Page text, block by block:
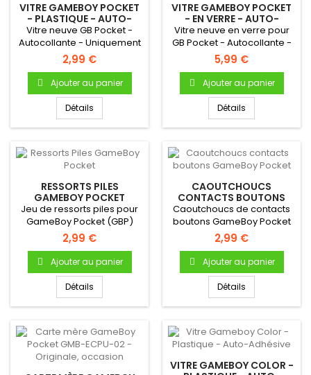
VITRE GAMEBOY POCKET
- PLASTIQUE - AUTO-
ADHÉSIVE
Vitre neuve GB Pocket -
Autocollante - Uniquement
pour Gameboy Pocket
(avec...
2,99 €
Ajouter au panier
Détails
VITRE GAMEBOY POCKET
- EN VERRE - AUTO-
ADHÉSIVE
Vitre neuve en verre pour
GB Pocket - Autocollante -
Uniquement pour
Gameboy...
5,99 €
Ajouter au panier
Détails
RESSORTS PILES
GAMEBOY POCKET
Jeu de ressorts piles pour
GameBoy Pocket (GBP)
2,99 €
Ajouter au panier
Détails
CAOUTCHOUCS
CONTACTS BOUTONS
GAMEBOY POCKET
Caoutchoucs de contacts
boutons GameBoy Pocket
Pour Gameboy Pocket
Bouton A...
2,99 €
Ajouter au panier
Détails
VITRE GAMEBOY COLOR -